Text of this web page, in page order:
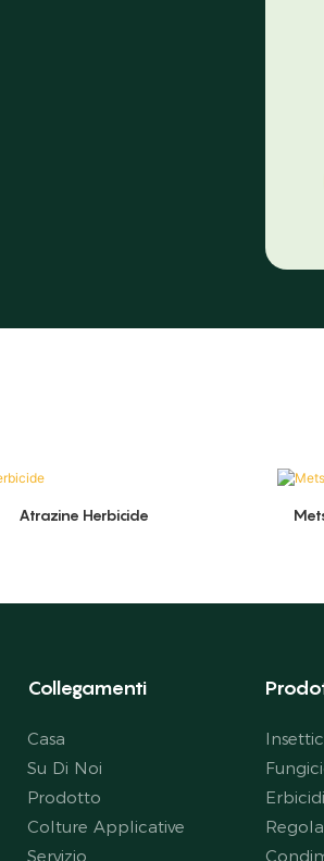
Atrazine Herbicide
Collegamenti
Casa
Su Di Noi
Prodotto
Colture Applicative
Servizio
Erbicidi